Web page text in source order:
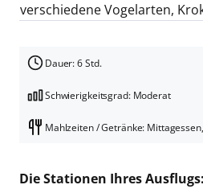
verschiedene Vogelarten,
Dauer: 6 Std.
Schwierigkeitsgrad: Moderat
Mahlzeiten / Getränke:
Die Stationen Ihres Ausflugs: